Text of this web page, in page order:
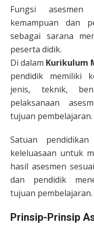
Fungsi
kemampuan dan
sebagai sarana
peserta didik.
Di dalam Kurikulum
pendidik memiliki
jenis, teknik,
pelaksanaan
tujuan pembelajaran.
Satuan
keleluasaan untuk
hasil asesmen
dan pendidik
tujuan pembelajaran.
Prinsip-Prinsip